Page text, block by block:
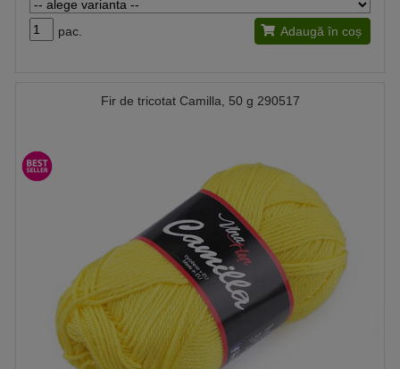
pac. Adaugă în coș
Fir de tricotat Camilla, 50 g 290517